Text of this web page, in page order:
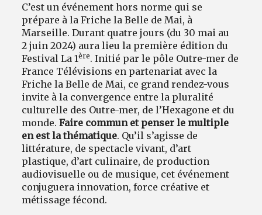
C’est un événement hors norme qui se
prépare à la Friche la Belle de Mai, à
Marseille. Durant quatre jours (du 30 mai au
2 juin 2024) aura lieu la première édition du
Festival La 1ère. Initié par le pôle Outre-mer de
France Télévisions en partenariat avec la
Friche la Belle de Mai, ce grand rendez-vous
invite à la convergence entre la pluralité
culturelle des Outre-mer, de l’Hexagone et du
monde.Faire commun et penser le multiple
en est la thématique. Qu’il s’agisse de
littérature, de spectacle vivant, d’art
plastique, d’art culinaire, de production
audiovisuelle ou de musique, cet événement
conjuguera innovation, force créative et
métissage fécond.